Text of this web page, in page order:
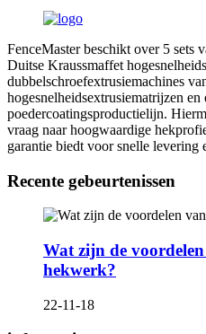
FenceMaster beschikt over 5 sets
Duitse Kraussmaffet
dubbelschroefextrusiemachines
hogesnelheidsextrusiematrijzen
poedercoatingsproductielijn.
vraag naar hoogwaardige
garantie biedt voor snelle levering
Recente gebeurtenissen
Wat zijn de
hekwerk?
22-11-18